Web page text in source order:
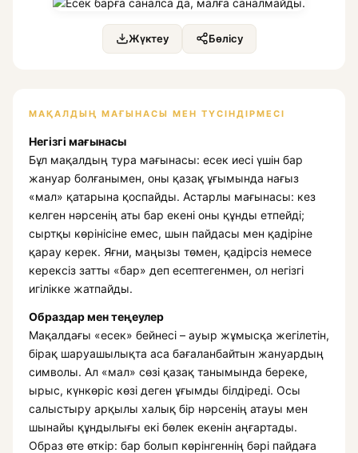
Жүктеу Бөлісу
МАҚАЛДЫҢ МАҒЫНАСЫ МЕН ТҮСІНДІРМЕСІ
Негізгі мағынасы
Бұл мақалдың тура мағынасы: есек иесі үшін бар
жануар болғанымен, оны қазақ ұғымында нағыз
«мал» қатарына қоспайды. Астарлы мағынасы: кез
келген нәрсенің аты бар екені оны құнды етпейді;
сыртқы көрінісіне емес, шын пайдасы мен қадіріне
қарау керек. Яғни, маңызы төмен, қадірсіз немесе
керексіз затты «бар» деп есептегенмен, ол негізгі
игілікке жатпайды.
Образдар мен теңеулер
Мақалдағы «есек» бейнесі – ауыр жұмысқа жегілетін,
бірақ шаруашылықта аса бағаланбайтын жануардың
символы. Ал «мал» сөзі қазақ танымында береке,
ырыс, күнкөріс көзі деген ұғымды білдіреді. Осы
салыстыру арқылы халық бір нәрсенің атауы мен
шынайы құндылығы екі бөлек екенін аңғартады.
Образ өте өткір: бар болып көрінгеннің бәрі пайдаға